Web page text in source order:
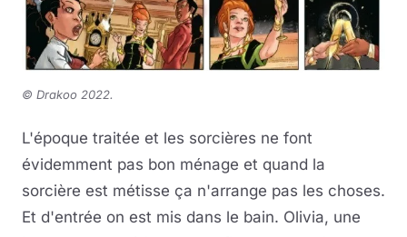
© Drakoo 2022.
L'époque traitée et les sorcières ne font
évidemment pas bon ménage et quand la
sorcière est métisse ça n'arrange pas les choses.
Et d'entrée on est mis dans le bain. Olivia, une